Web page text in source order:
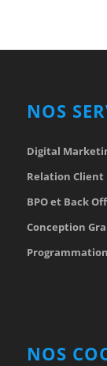
NOS
Digital
Relation Client
BPO et Back
Conception
NOS